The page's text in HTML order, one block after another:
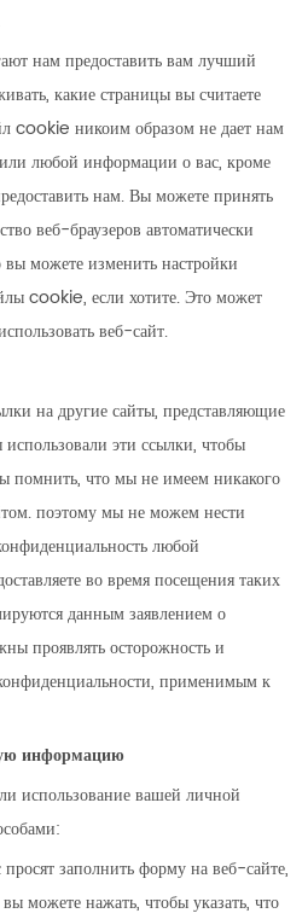
нам предоставить вам лучший
какие страницы вы считаете
cookie никоим образом не дает нам
любой информации о вас, кроме
нам. Вы можете принять
веб-браузеров автоматически
можете изменить настройки
cookie, если хотите. Это может
веб-сайт.
на другие сайты, представляющие
эти ссылки, чтобы
помнить, что мы не имеем никакого
поэтому мы не можем нести
любой
во время посещения таких
данным заявлением о
проявлять осторожность и
применимым к
информацию
использование вашей личной
просят заполнить форму на веб-сайте,
можете нажать, чтобы указать, что